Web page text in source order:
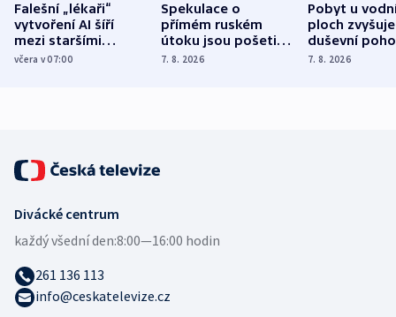
Falešní „lékaři“
vytvoření AI šíří
mezi staršími
Poláky nebezpečné
včera v 07:00
Spekulace o
přímém ruském
útoku jsou pošetilé,
míní estonský
7. 8. 2026
Pobyt u
ploch zvyšuje
duševní
ukázala
7. 8. 2026
Divácké centrum
každý všední den:8:00—16:00 hodin
261 136 113
info@ceskatelevize.cz